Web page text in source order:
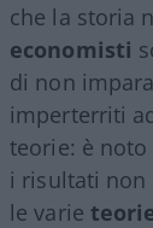
che la storia
economisti
di non
imperterriti
teorie: è noto
i risultati non
le varie